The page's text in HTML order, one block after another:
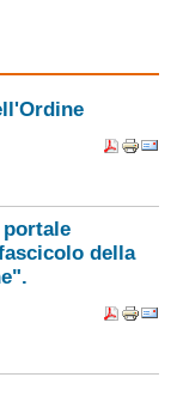
della